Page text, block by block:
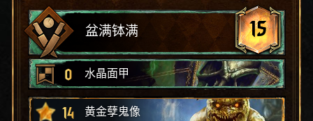
盆满钵满 15
0 水晶面甲
14 黄金孽鬼像